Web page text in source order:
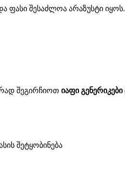
ფასი შესაძლოა არაზუსტი
შეგირჩიოთ იაფი გენერიკები
შეტყობინება